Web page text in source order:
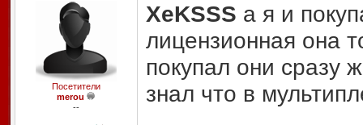
Посетители
merou
--
XeKSSS а я и
лицензионная она
покупал они сразу
знал что в